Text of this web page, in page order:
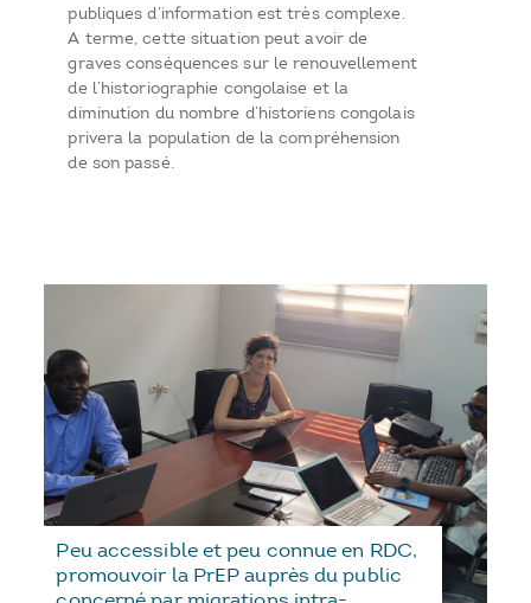
publiques d’information est très complexe.
A terme, cette situation peut avoir de
graves conséquences sur le renouvellement
de l’historiographie congolaise et la
diminution du nombre d’historiens congolais
privera la population de la compréhension
de son passé.
Peu accessible et peu connue en RDC,
promouvoir la PrEP auprès du public